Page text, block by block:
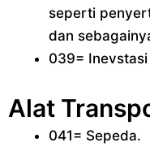
seperti
dan
039=
Alat
041= Sepeda.